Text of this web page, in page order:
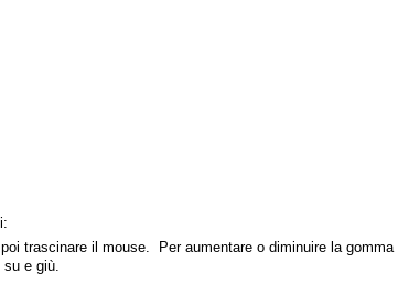
trascinare il mouse. Per aumentare o diminuire la gomma
e giù.